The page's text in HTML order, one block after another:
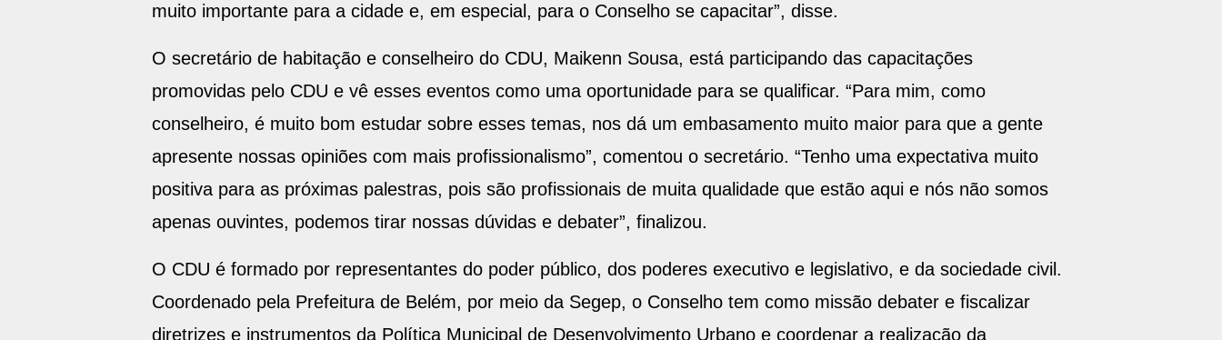
muito importante para a cidade e, em especial, para o Conselho se capacitar”, disse.
O secretário de habitação e conselheiro do CDU, Maikenn Sousa, está participando das capacitações
promovidas pelo CDU e vê esses eventos como uma oportunidade para se qualificar. “Para mim, como
conselheiro, é muito bom estudar sobre esses temas, nos dá um embasamento muito maior para que a gente
apresente nossas opiniões com mais profissionalismo”, comentou o secretário. “Tenho uma expectativa muito
positiva para as próximas palestras, pois são profissionais de muita qualidade que estão aqui e nós não somos
apenas ouvintes, podemos tirar nossas dúvidas e debater”, finalizou.
O CDU é formado por representantes do poder público, dos poderes executivo e legislativo, e da sociedade civil.
Coordenado pela Prefeitura de Belém, por meio da Segep, o Conselho tem como missão debater e fiscalizar
diretrizes e instrumentos da Política Municipal de Desenvolvimento Urbano e coordenar a realização da